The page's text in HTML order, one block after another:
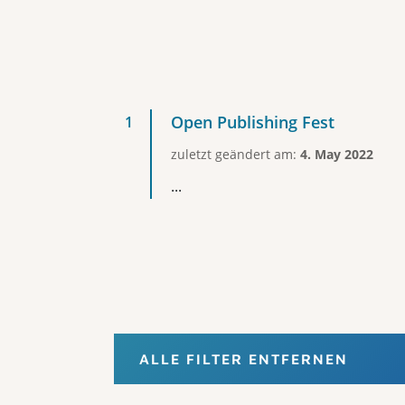
Open Publishing Fest
zuletzt geändert am: 4. May 2022
...
ALLE FILTER ENTFERNEN